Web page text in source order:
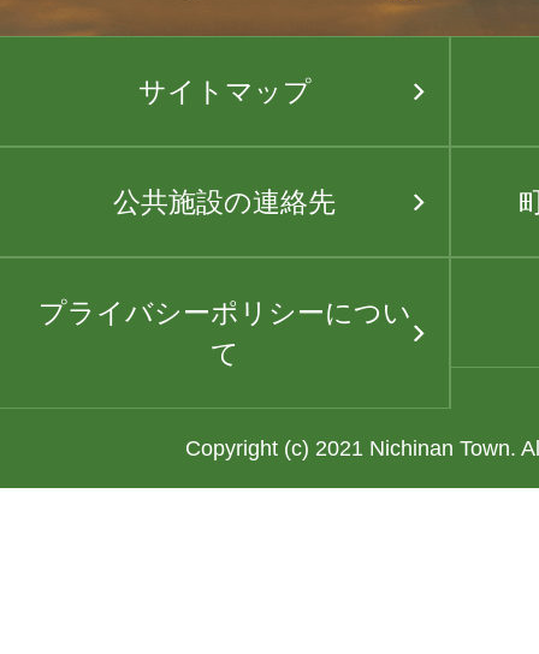
サイトマップ
公共施設の連絡先
プライバシーポリシーについ
て
Copyright (c) 2021 Nichinan Town.